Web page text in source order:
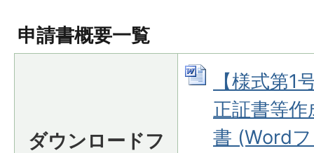
申請書概要一覧
ダウンロードフ
【様式第1
正証書等
書 (Word